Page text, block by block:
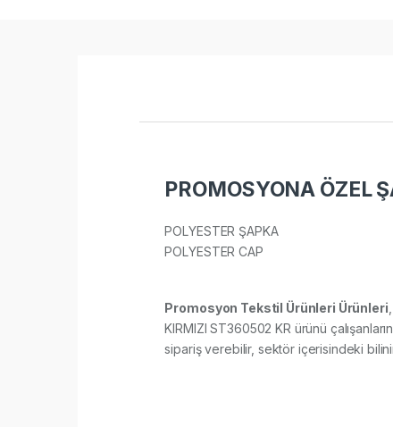
PROMOSYONA ÖZEL
POLYESTER ŞAPKA
POLYESTER CAP​
Promosyon Tekstil Ürünleri Ürünleri
KIRMIZI ST360502 KR ürünü
sipariş verebilir, sektör içerisindeki